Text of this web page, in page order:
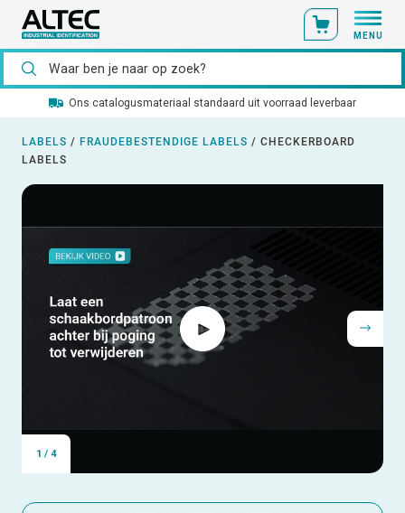
MENU
Ons catalogusmateriaal standaard uit voorraad leverbaar
LABELS / FRAUDEBESTENDIGE LABELS / CHECKERBOARD
LABELS
1 / 4